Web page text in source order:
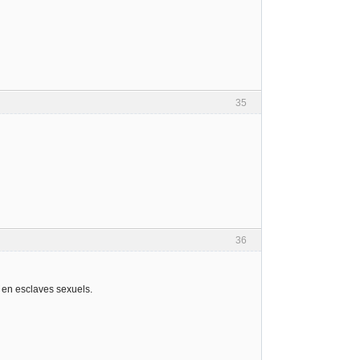
35
36
esclaves sexuels.